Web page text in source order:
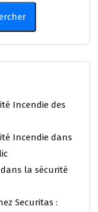
Incendie des
Incendie dans
la sécurité
Securitas :